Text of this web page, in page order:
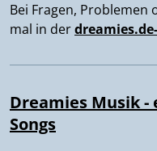
Bei Fragen, Problemen
mal in der
Dreamies Musik
Songs